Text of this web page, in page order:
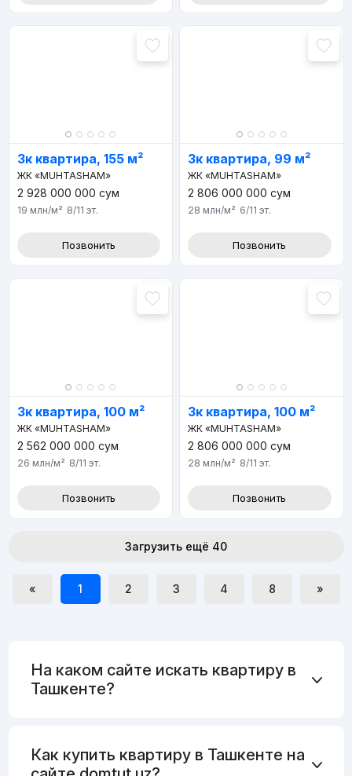
3к квартира, 155 м²
ЖК «MUHTASHAM»
2 928 000 000 сум
19 млн/м² 8/11 эт.
Позвонить
3к квартира, 99 м²
ЖК «MUHTASHAM»
2 806 000 000 сум
28 млн/м² 6/11 эт.
Позвонить
3к квартира, 100 м²
ЖК «MUHTASHAM»
2 562 000 000 сум
26 млн/м² 8/11 эт.
Позвонить
3к квартира, 100 м²
ЖК «MUHTASHAM»
2 806 000 000 сум
28 млн/м² 8/11 эт.
Позвонить
Загрузить ещё 40
« 1 2 3 4 8 »
На каком сайте искать квартиру в
Ташкенте?
Как купить квартиру в Ташкенте на